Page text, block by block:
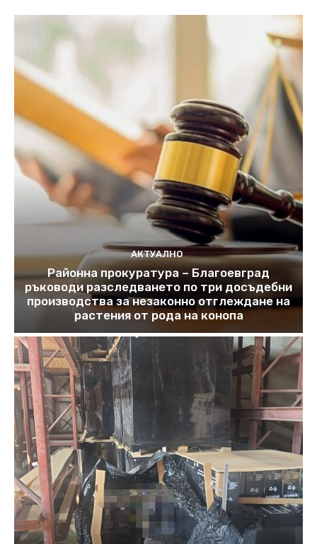
АКТУАЛНО
Районна прокуратура – Благоевград
ръководи разследването по три досъдебни
производства за незаконно отглеждане на
растения от рода на конопа